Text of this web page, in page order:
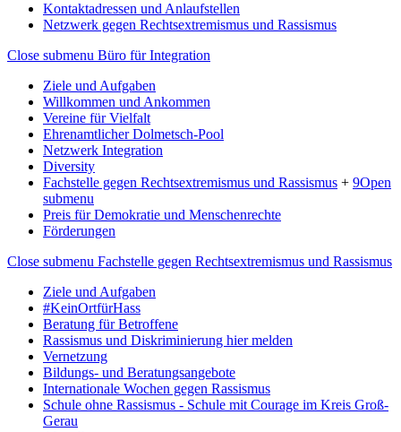
Kontaktadressen und Anlaufstellen
Netzwerk gegen Rechtsextremismus und Rassismus
Close submenu Büro für Integration
Ziele und Aufgaben
Willkommen und Ankommen
Vereine für Vielfalt
Ehrenamtlicher Dolmetsch-Pool
Netzwerk Integration
Diversity
Fachstelle gegen Rechtsextremismus und Rassismus + 9Open
submenu
Preis für Demokratie und Menschenrechte
Förderungen
Close submenu Fachstelle gegen Rechtsextremismus und Rassismus
Ziele und Aufgaben
#KeinOrtfürHass
Beratung für Betroffene
Rassismus und Diskriminierung hier melden
Vernetzung
Bildungs- und Beratungsangebote
Internationale Wochen gegen Rassismus
Schule ohne Rassismus - Schule mit Courage im Kreis Groß-
Gerau